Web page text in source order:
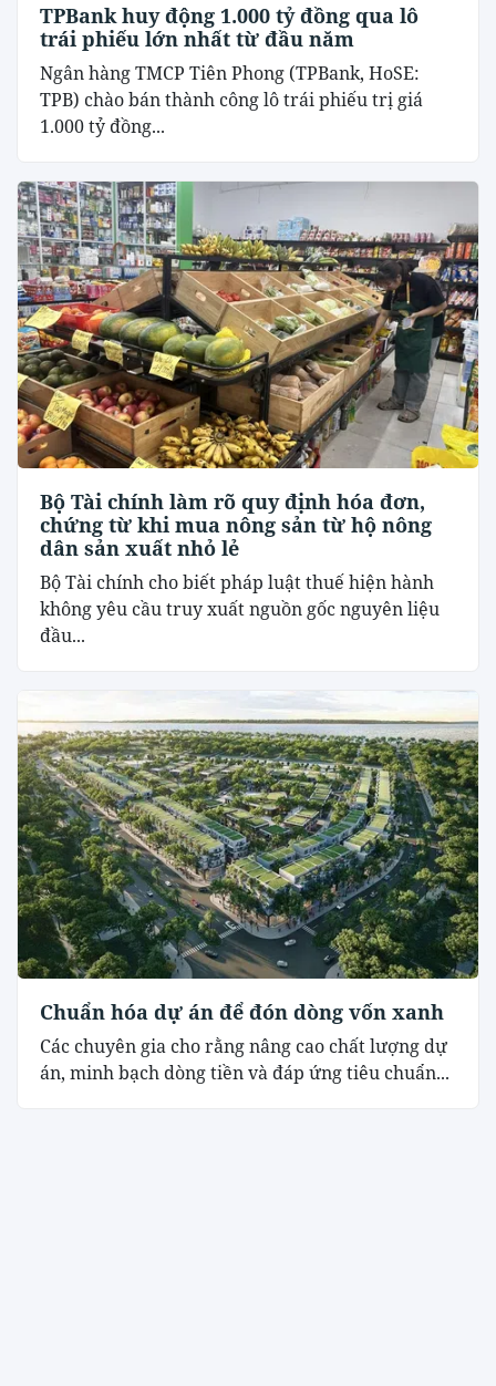
TPBank huy động 1.000 tỷ đồng qua lô
trái phiếu lớn nhất từ đầu năm
Ngân hàng TMCP Tiên Phong (TPBank, HoSE:
TPB) chào bán thành công lô trái phiếu trị giá
1.000 tỷ đồng...
Bộ Tài chính làm rõ quy định hóa đơn,
chứng từ khi mua nông sản từ hộ nông
dân sản xuất nhỏ lẻ
Bộ Tài chính cho biết pháp luật thuế hiện hành
không yêu cầu truy xuất nguồn gốc nguyên liệu
đầu...
Chuẩn hóa dự án để đón dòng vốn xanh
Các chuyên gia cho rằng nâng cao chất lượng dự
án, minh bạch dòng tiền và đáp ứng tiêu chuẩn...